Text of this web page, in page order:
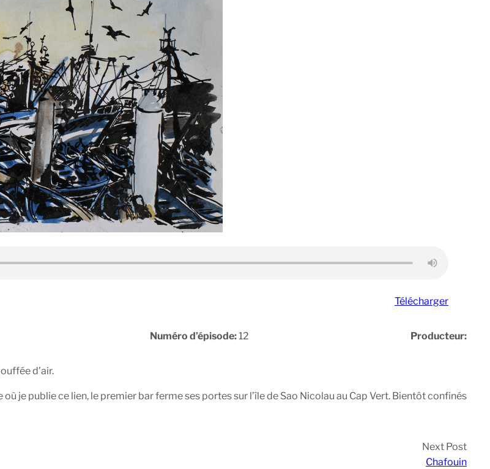
Télécharger
Numéro d’épisode:12 Producteur:
d’air.
où je publie ce lien, le premier bar ferme ses portes sur l’île de Sao Nicolau au Cap Vert. Bientôt confinés
Next Post
Chafouin